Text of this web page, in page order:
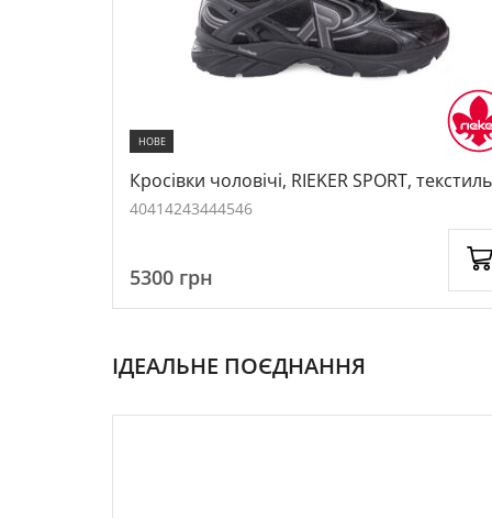
НОВЕ
Кросівки чоловічі, RIEKER SPORT,
колір чорний, 1055950
40414243444546
5300 грн
ІДЕАЛЬНЕ ПОЄДНАННЯ